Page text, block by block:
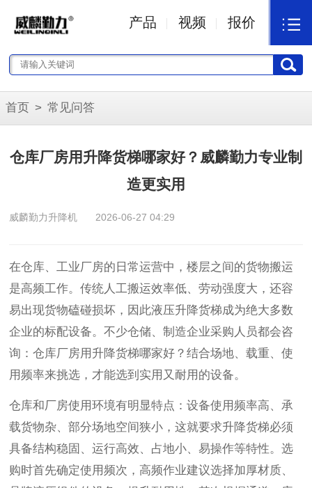
产品 视频 报价
首页 > 常见问答
仓库厂房用升降货梯哪家好？威麟勤力专业制
造更实用
威麟勤力升降机 2026-06-27 04:29
在仓库、工业厂房的日常运营中，楼层之间的货物搬运
是高频工作。传统人工搬运效率低、劳动强度大，还容
易出现货物磕碰损坏，因此液压升降货梯成为绝大多数
企业的标配设备。不少仓储、制造企业采购人员都会咨
询：仓库厂房用升降货梯哪家好？结合场地、载重、使
用频率来挑选，才能选到实用又耐用的设备。
仓库和厂房使用环境有明显特点：设备使用频率高、承
载货物杂、部分场地空间狭小，这就要求升降货梯必须
具备结构稳固、运行高效、占地小、易操作等特性。选
购时首先确定使用频次，高频作业建议选择加厚材质、